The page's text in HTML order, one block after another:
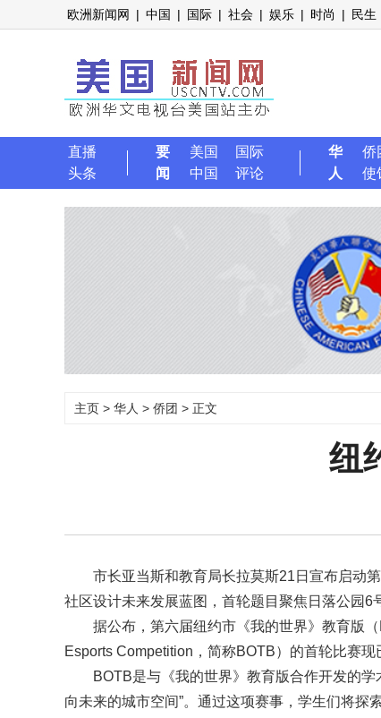
欧洲新闻网 | 中国 | 国际 | 社会 | 娱乐 | 时尚 | 民生
直播
头条
要
闻
美国
国际
中国
评论
华
人
侨
使
主页 > 华人 > 侨团 > 正文
纽
市长亚当斯和教育局长拉莫斯21日宣布启动
社区设计未来发展蓝图，首轮题目聚焦日落公园6
据公布，第六届纽约市《我的世界》教育版
Esports Competition，简称BOTB）的首轮比赛现
BOTB是与《我的世界》教育版合作开发的
向未来的城市空间”。通过这项赛事，学生们将